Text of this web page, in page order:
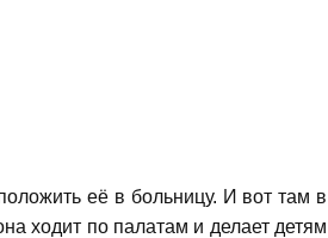
её в больницу. И вот там в
ходит по палатам и делает детям